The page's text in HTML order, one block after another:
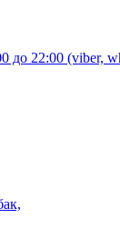
до 22:00 (viber,